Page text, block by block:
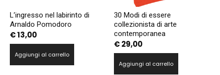
L’ingresso nel labirinto di
Arnaldo Pomodoro
€13,00
Aggiungi al carrello
30 Modi di essere
collezionista di arte
contemporanea
€29,00
Aggiungi al carrello